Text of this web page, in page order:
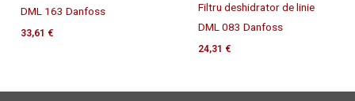
DML 163 Danfoss
33,61 €
Filtru deshidrator de linie
DML 083 Danfoss
24,31 €